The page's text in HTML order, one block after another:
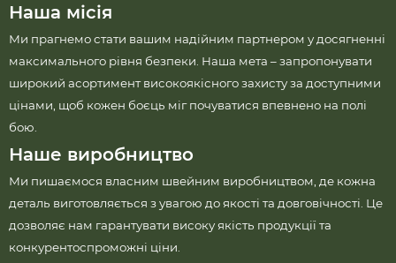
Наша місія
Ми прагнемо стати вашим надійним партнером у досягненні
максимального рівня безпеки. Наша мета – запропонувати
широкий асортимент високоякісного захисту за доступними
цінами, щоб кожен боєць міг почуватися впевнено на полі
бою.
Наше виробництво
Ми пишаємося власним швейним виробництвом, де кожна
деталь виготовляється з увагою до якості та довговічності. Це
дозволяє нам гарантувати високу якість продукції та
конкурентоспроможні ціни.